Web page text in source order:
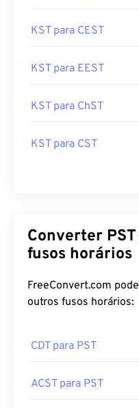
KST para CEST
KST para EEST
KST para ChST
KST para CST
Converter
fusos horários
FreeConvert.com
outros fusos horários:
CDT para PST
ACST para PST